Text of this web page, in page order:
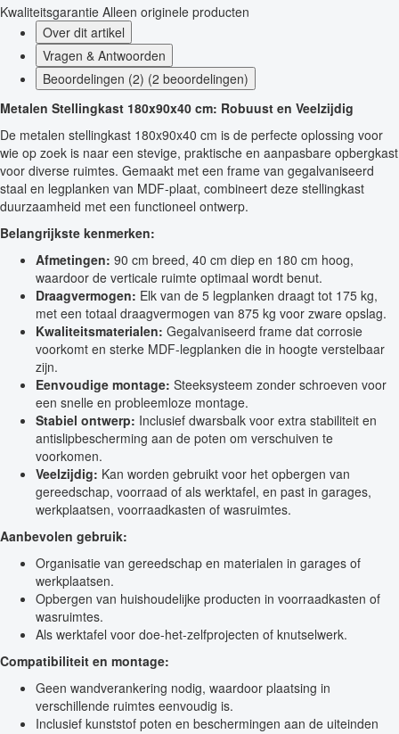
Kwaliteitsgarantie Alleen originele producten
Over dit artikel
Vragen & Antwoorden
Beoordelingen (2) (2 beoordelingen)
Metalen Stellingkast 180x90x40 cm: Robuust en Veelzijdig
De metalen stellingkast 180x90x40 cm is de perfecte oplossing voor
wie op zoek is naar een stevige, praktische en aanpasbare opbergkast
voor diverse ruimtes. Gemaakt met een frame van gegalvaniseerd
staal en legplanken van MDF-plaat, combineert deze stellingkast
duurzaamheid met een functioneel ontwerp.
Belangrijkste kenmerken:
Afmetingen: 90 cm breed, 40 cm diep en 180 cm hoog,
waardoor de verticale ruimte optimaal wordt benut.
Draagvermogen: Elk van de 5 legplanken draagt tot 175 kg,
met een totaal draagvermogen van 875 kg voor zware opslag.
Kwaliteitsmaterialen: Gegalvaniseerd frame dat corrosie
voorkomt en sterke MDF-legplanken die in hoogte verstelbaar
zijn.
Eenvoudige montage: Steeksysteem zonder schroeven voor
een snelle en probleemloze montage.
Stabiel ontwerp: Inclusief dwarsbalk voor extra stabiliteit en
antislipbescherming aan de poten om verschuiven te
voorkomen.
Veelzijdig: Kan worden gebruikt voor het opbergen van
gereedschap, voorraad of als werktafel, en past in garages,
werkplaatsen, voorraadkasten of wasruimtes.
Aanbevolen gebruik:
Organisatie van gereedschap en materialen in garages of
werkplaatsen.
Opbergen van huishoudelijke producten in voorraadkasten of
wasruimtes.
Als werktafel voor doe-het-zelfprojecten of knutselwerk.
Compatibiliteit en montage:
Geen wandverankering nodig, waardoor plaatsing in
verschillende ruimtes eenvoudig is.
Inclusief kunststof poten en beschermingen aan de uiteinden